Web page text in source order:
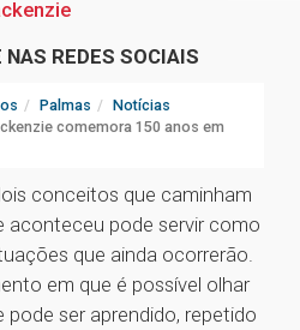
NAS REDES SOCIAIS
Palmas
Notícias
comemora 150 anos em
conceitos que caminham
aconteceu pode servir como
que ainda ocorrerão.
em que é possível olhar
pode ser aprendido, repetido